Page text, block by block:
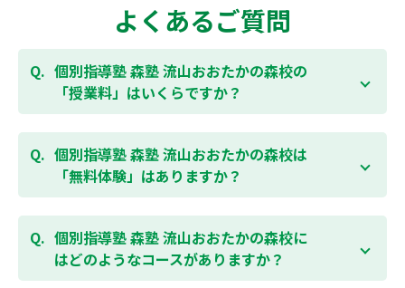
よくあるご質問
個別指導塾 森塾 流山おおたかの森校の
「授業料」はいくらですか？
お子様の学年やご状況、校舎によって変わりますの
で、以下より、お気軽にお問合わせください。個別指
導塾 森塾の授業料はこちらのページ
よりお問合わせく
ださい。自動返信メールで【すぐ】にご確認いただけ
個別指導塾 森塾 流山おおたかの森校は
「無料体験」はありますか？
通常期には最大1ヶ月の無料体験を受付しておりま
す。また、春休み、夏休み、冬休みの講習では「4日
間～5日間の無料体験」授業を受けていただくことが
可能です。個別指導塾 森塾 流山おおたかの森校の無料
個別指導塾 森塾 流山おおたかの森校に
はどのようなコースがありますか？